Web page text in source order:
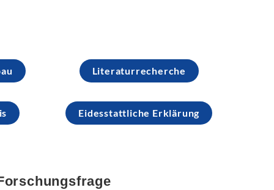
Literaturrecherche
Eidesstattliche Erklärung